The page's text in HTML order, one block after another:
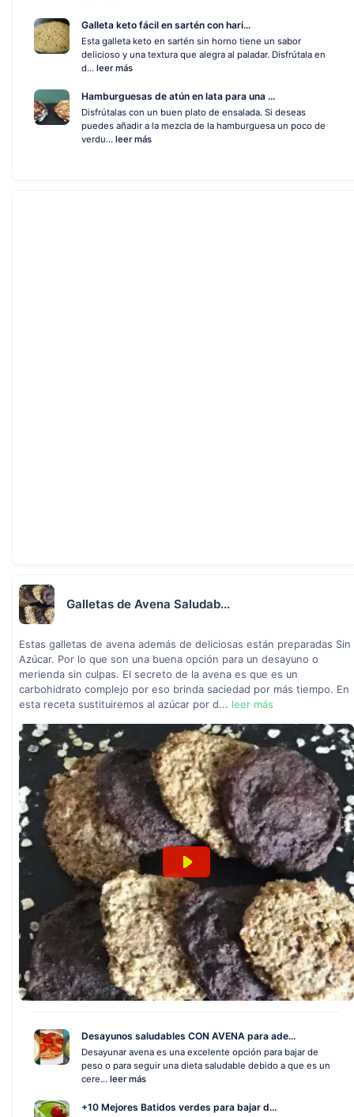
Galleta keto fácil en sartén con hari...
Esta galleta keto en sartén sin horno tiene un sabor
delicioso y una textura que alegra al paladar. Disfrútala en
d... leer más
Hamburguesas de atún en lata para una ...
Disfrútalas con un buen plato de ensalada. Si deseas
puedes añadir a la mezcla de la hamburguesa un poco de
verdu... leer más
Galletas de Avena Saludab...
Estas galletas de avena además de deliciosas están preparadas Sin
Azúcar. Por lo que son una buena opción para un desayuno o
merienda sin culpas. El secreto de la avena es que es un
carbohidrato complejo por eso brinda saciedad por más tiempo. En
esta receta sustituiremos al azúcar por d... leer más
Desayunos saludables CON AVENA para ade...
Desayunar avena es una excelente opción para bajar de
peso o para seguir una dieta saludable debido a que es un
cere... leer más
+10 Mejores Batidos verdes para bajar d...